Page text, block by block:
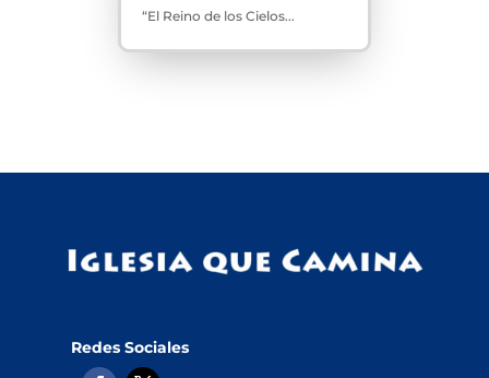
“El Reino de los Cielos...
Redes Sociales